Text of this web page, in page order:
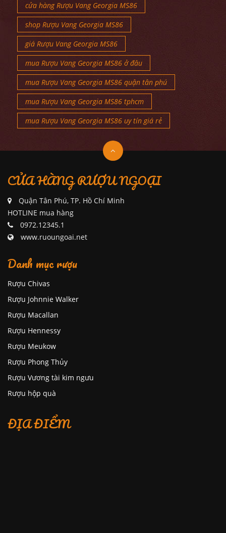
cửa hàng Rượu Vang Georgia MS86
shop Rượu Vang Georgia MS86
giá Rượu Vang Georgia MS86
mua Rượu Vang Georgia MS86 ở đâu
mua Rượu Vang Georgia MS86 quận tân phú
mua Rượu Vang Georgia MS86 tphcm
mua Rượu Vang Georgia MS86 uy tín giá rẻ
CỬA HÀNG RƯỢU NGOẠI
Quận Tân Phú, TP. Hồ Chí Minh
HOTLINE mua hàng
0972.12345.1
www.ruoungoai.net
Danh mục rượu
Rượu Chivas
Rượu Johnnie Walker
Rượu Macallan
Rượu Hennessy
Rượu Meukow
Rượu Phong Thủy
Rượu Vương tài kim ngưu
Rượu hộp quà
ĐỊA ĐIỂM